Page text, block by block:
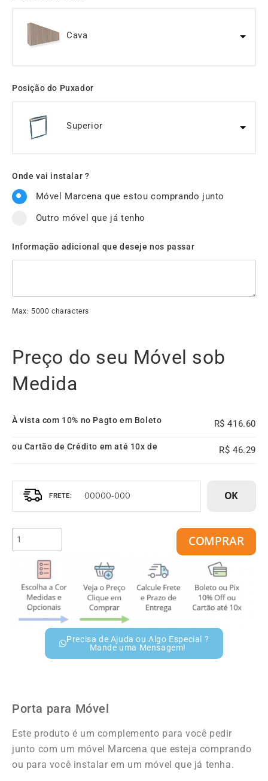
Cava
Posição do Puxador
Superior
Onde vai instalar ?
Móvel Marcena que estou comprando junto
Outro móvel que já tenho
Informação adicional que deseje nos passar
Max: 5000 characters
Preço do seu Móvel sob
Medida
À vista com 10% no Pagto em Boleto 416.60
ou Cartão de Crédito em até 10x de 46.29
OK
COMPRAR
Precisa de Ajuda ou Algo Especial ?
Mande uma Mensagem!
Porta para Móvel
Este produto é um complemento para você pedir
junto com um móvel Marcena que esteja comprando
ou para você instalar em um móvel que já tenha.